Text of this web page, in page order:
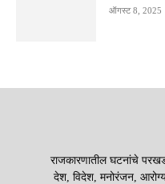
ऑगस्ट 8, 2025
राजकारणातील घटनांचे
देश, विदेश, मनोरंजन,